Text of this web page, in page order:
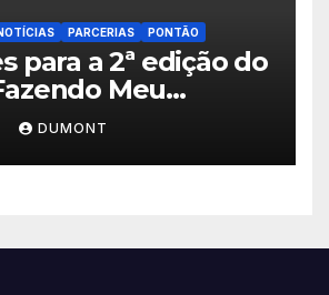
PARCERIAS PONTÃO
para a 2ª edição do
Meu
em Nova
DUMONT